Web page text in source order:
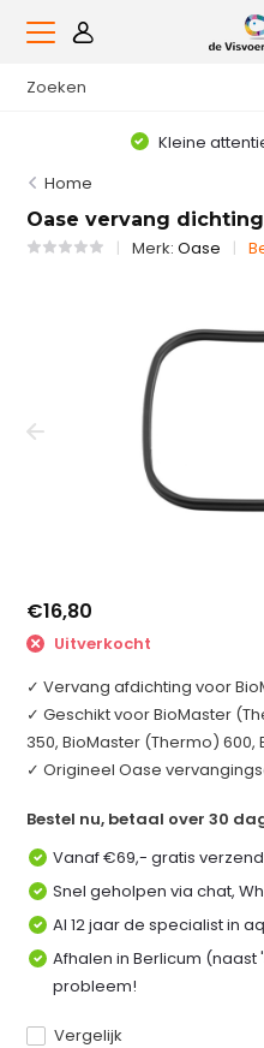
Kleine
Home
Oase vervang
Merk:Oase
€16,80
Uitverkocht
✓ Vervang afdichting voor
✓ Geschikt voor BioMaster
350, BioMaster (Thermo)
✓ Origineel Oase
Bestel nu, betaal over 30
Vanaf €69,- gratis
Snel geholpen via chat,
Al 12 jaar de specialist in
Afhalen in Berlicum
probleem!
Vergelijk